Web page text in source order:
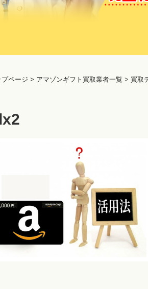
プページ > アマゾンギフト買取業者一覧 > 買取